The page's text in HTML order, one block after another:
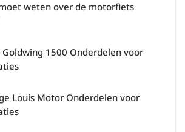
weten over de motorfiets
1500 Onderdelen voor
Louis Motor Onderdelen voor